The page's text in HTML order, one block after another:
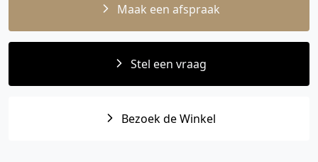
Maak een afspraak
Stel een vraag
Bezoek de Winkel